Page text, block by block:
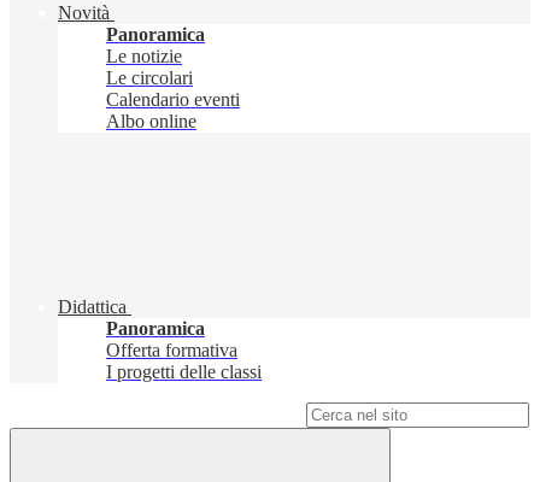
Novità
Panoramica
Le notizie
Le circolari
Calendario eventi
Albo online
Didattica
Panoramica
Offerta formativa
I progetti delle classi